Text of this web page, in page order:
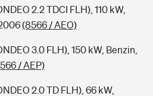
2.2 TDCI FLH), 110 kW,
(8566 / AEO)
3.0 FLH), 150 kW, Benzin,
/ AEP)
2.0 TD FLH), 66 kW,